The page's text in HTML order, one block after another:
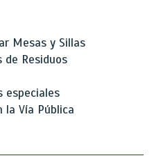
Mesas y Sillas
de Residuos
especiales
la Vía Pública